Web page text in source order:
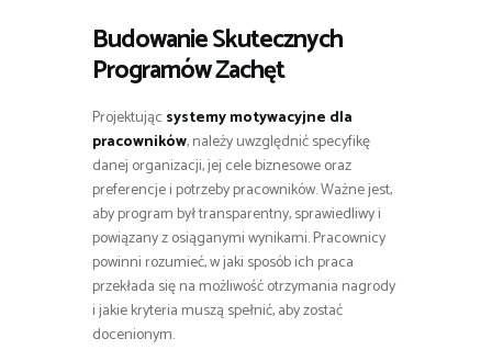
Budowanie Skutecznych
Programów Zachęt
Projektując systemy motywacyjne dla
pracowników, należy uwzględnić specyfikę
danej organizacji, jej cele biznesowe oraz
preferencje i potrzeby pracowników. Ważne jest,
aby program był transparentny, sprawiedliwy i
powiązany z osiąganymi wynikami. Pracownicy
powinni rozumieć, w jaki sposób ich praca
przekłada się na możliwość otrzymania nagrody
i jakie kryteria muszą spełnić, aby zostać
docenionym.